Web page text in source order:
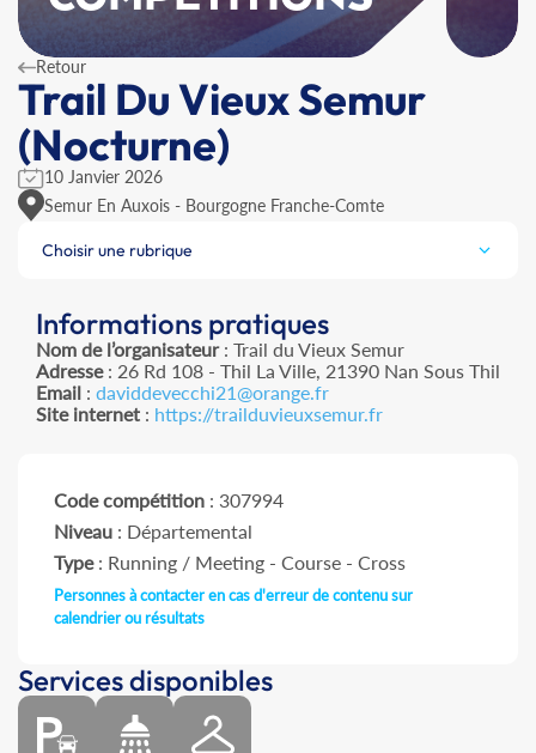
Retour
Trail Du Vieux Semur
(Nocturne)
10 Janvier 2026
Semur En Auxois - Bourgogne Franche-Comte
Choisir une rubrique
Informations pratiques
Nom de l’organisateur: Trail du Vieux Semur
Adresse: 26 Rd 108 - Thil La Ville, 21390 Nan Sous Thil
Email : daviddevecchi21@orange.fr
Site internet : https://trailduvieuxsemur.fr
Code compétition : 307994
Niveau : Départemental
Type: Running / Meeting - Course - Cross
Personnes à contacter en cas d'erreur de contenu sur
calendrier ou résultats
Services disponibles